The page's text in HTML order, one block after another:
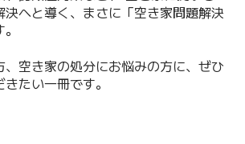
決へと導く、まさに「空き家問題解決
空き家の処分にお悩みの方に、ぜひ
たい一冊です。